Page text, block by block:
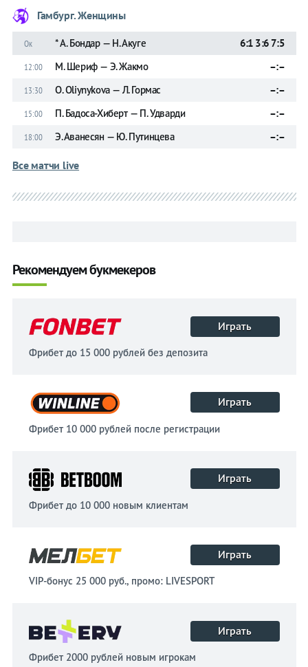
Гамбург. Женщины
Ок * А. Бондар — Н. Акуге 6:1 3:6 7:5
12:00 М. Шериф — Э. Жакмо –:–
13:30 O. Oliynykova — Л. Гормас –:–
15:00 П. Бадоса-Хиберт — П. Удварди –:–
18:00 Э. Аванесян — Ю. Путинцева –:–
Все матчи live
Рекомендуем букмекеров
Играть
Фрибет до 15 000 рублей без депозита
Играть
Фрибет 10 000 рублей после регистрации
Играть
Фрибет до 10 000 новым клиентам
Играть
VIP-бонус 25 000 руб., промо: LIVESPORT
Играть
Фрибет 2000 рублей новым игрокам